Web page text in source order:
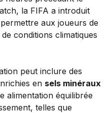
la FIFA a introduit
aux joueurs de
conditions climatiques
peut inclure des
en sels minéraux
alimentation équilibrée
telles que